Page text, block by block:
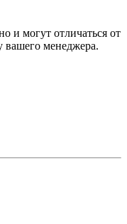
и могут отличаться от
вашего менеджера.